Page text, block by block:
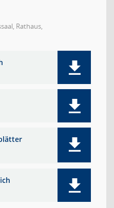
Rathaus,